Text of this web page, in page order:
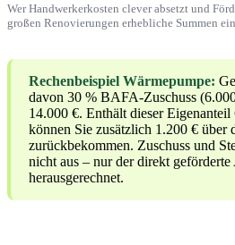
Wer Handwerkerkosten clever absetzt und
großen Renovierungen erhebliche Summen
Rechenbeispiel Wärmepumpe:
davon 30 % BAFA-Zuschuss
14.000 €. Enthält dieser
können Sie zusätzlich 1.200 € über
zurückbekommen. Zuschuss und
nicht aus – nur der direkt
herausgerechnet.